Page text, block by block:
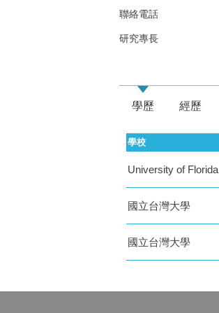
聯絡電話
研究專長
學歷 經歷
學校
University of Florida
國立台灣大學
國立台灣大學